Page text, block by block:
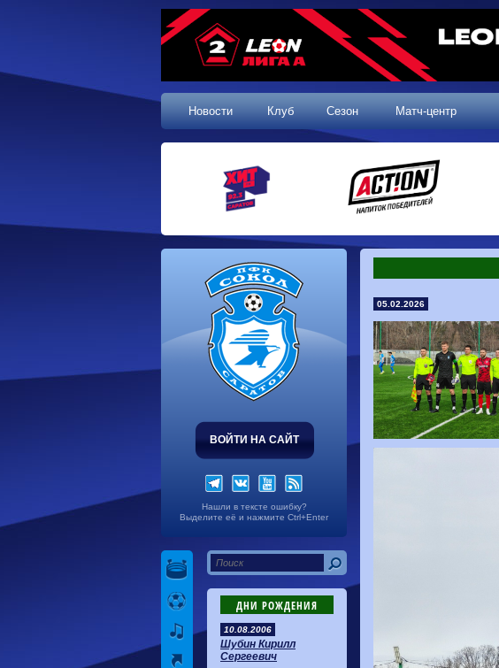
Новости Клуб Сезон Матч-центр
ВОЙТИ НА САЙТ
Нашли в тексте ошибку?
Выделите её и нажмите Ctrl+Enter
ДНИ РОЖДЕНИЯ
10.08.2006
Шубин Кирилл
Сергеевич
05.02.2026